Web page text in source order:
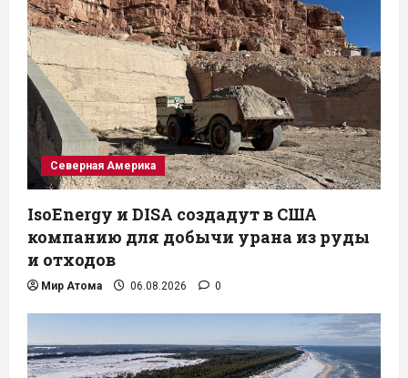
Северная Америка
IsoEnergy и DISA создадут в США
компанию для добычи урана из руды
и отходов
Мир Атома 06.08.2026 0